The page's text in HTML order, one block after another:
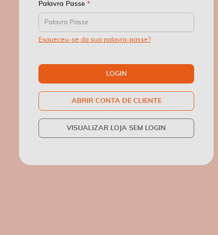
Palavra Passe
Esqueceu-se da sua palavra-passe?
LOGIN
ABRIR CONTA DE CLIENTE
VISUALIZAR LOJA SEM LOGIN